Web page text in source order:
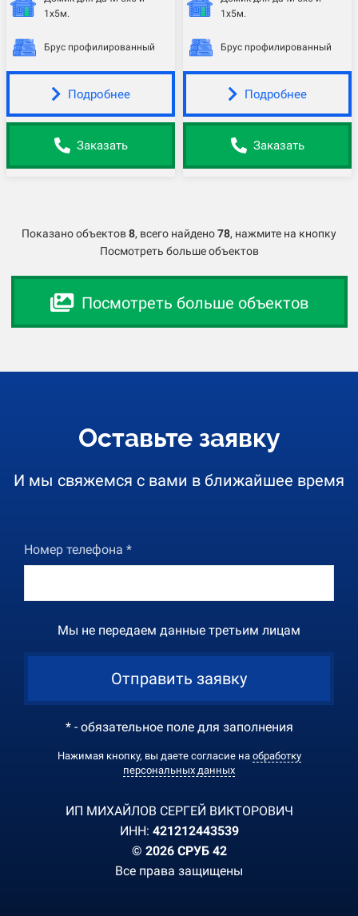
1х5м.
Брус профилированный
Подробнее
Заказать
1х5м.
Брус профилированный
Подробнее
Заказать
Показано объектов8, всего найдено78, нажмите на кнопку
Посмотреть больше объектов
Посмотреть больше объектов
Оставьте заявку
И мы свяжемся с вами в ближайшее время
Номер телефона *
Мы не передаем данные третьим лицам
Отправить заявку
* - обязательное поле для заполнения
Нажимая кнопку, вы даете согласие на обработку
персональных данных
ИП МИХАЙЛОВ СЕРГЕЙ ВИКТОРОВИЧ
ИНН: 421212443539
© 2026 СРУБ 42
Все права защищены